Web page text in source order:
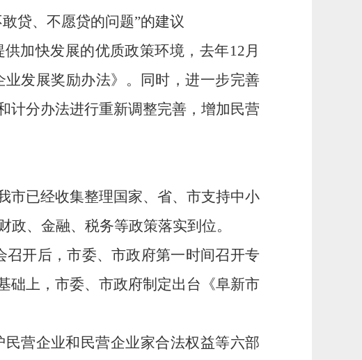
贷、不愿贷的问题”的建议
加快发展的优质政策环境，去年12月
发展奖励办法》。同时，进一步完善
计分办法进行重新调整完善，增加民营
市已经收集整理国家、省、市支持中小
、金融、税务等政策落实到位。
召开后，市委、市政府第一时间召开专
础上，市委、市政府制定出台《阜新市
营企业和民营企业家合法权益等六部